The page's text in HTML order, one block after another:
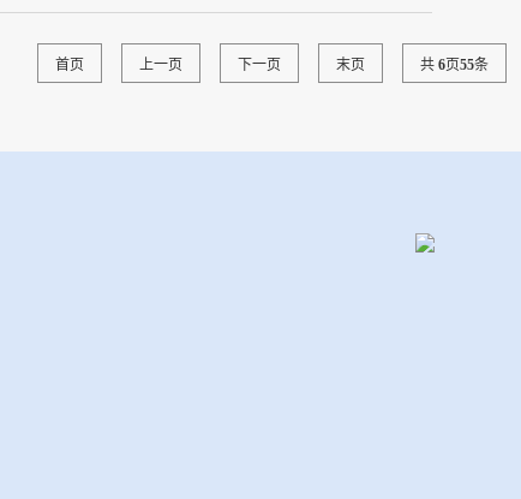
首页 上一页 下一页 末页 共 6页55条